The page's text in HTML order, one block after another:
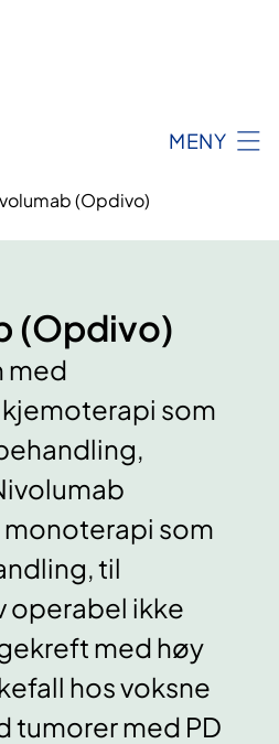
MENY
(Opdivo)
(Opdivo)
med
som
som
til
operabel ikke
med høy
hos voksne
tumorer med PD